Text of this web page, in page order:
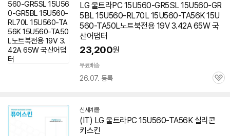
LG 울트라PC 15U560-GR5SL 15U560-GR
5BL 15U560-RL70L15U560-TA56K15U
560-TA50L노트북전용 19V 3.42A 65W 국
산어댑터
23,200원
무료배송
26.07. 등록
관
신세계몰
(IT) LG 울트라PC15U560-TA56K실리콘
키스킨